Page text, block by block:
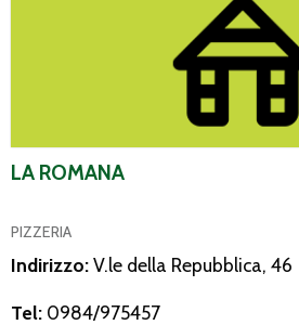
LA ROMANA
PIZZERIA
Indirizzo:V.le della Repubblica, 46
Tel: 0984/975457